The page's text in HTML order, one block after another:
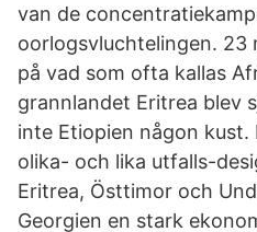
van de
oorlogsvluchtelingen. 23
på vad som ofta kallas
grannlandet Eritrea blev
inte Etiopien någon
olika- och lika utfalls-
Eritrea, Östtimor och
Georgien en stark